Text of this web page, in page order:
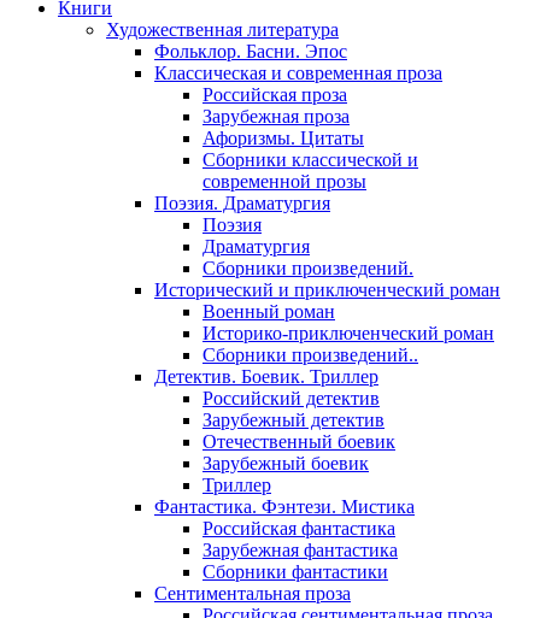
Книги
Художественная литература
Фольклор. Басни. Эпос
Классическая и современная проза
Российская проза
Зарубежная проза
Афоризмы. Цитаты
Сборники классической и
современной прозы
Поэзия. Драматургия
Поэзия
Драматургия
Сборники произведений.
Исторический и приключенческий роман
Военный роман
Историко-приключенческий роман
Сборники произведений..
Детектив. Боевик. Триллер
Российский детектив
Зарубежный детектив
Отечественный боевик
Зарубежный боевик
Триллер
Фантастика. Фэнтези. Мистика
Российская фантастика
Зарубежная фантастика
Сборники фантастики
Сентиментальная проза